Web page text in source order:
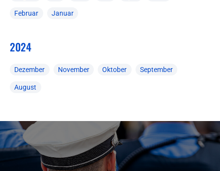
Februar Januar
2024
Dezember November Oktober September
August